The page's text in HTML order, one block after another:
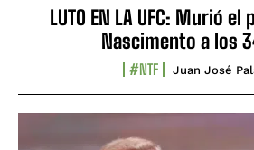
LUTO EN LA UFC: Murió
Nascimento a los
#NTF Juan José